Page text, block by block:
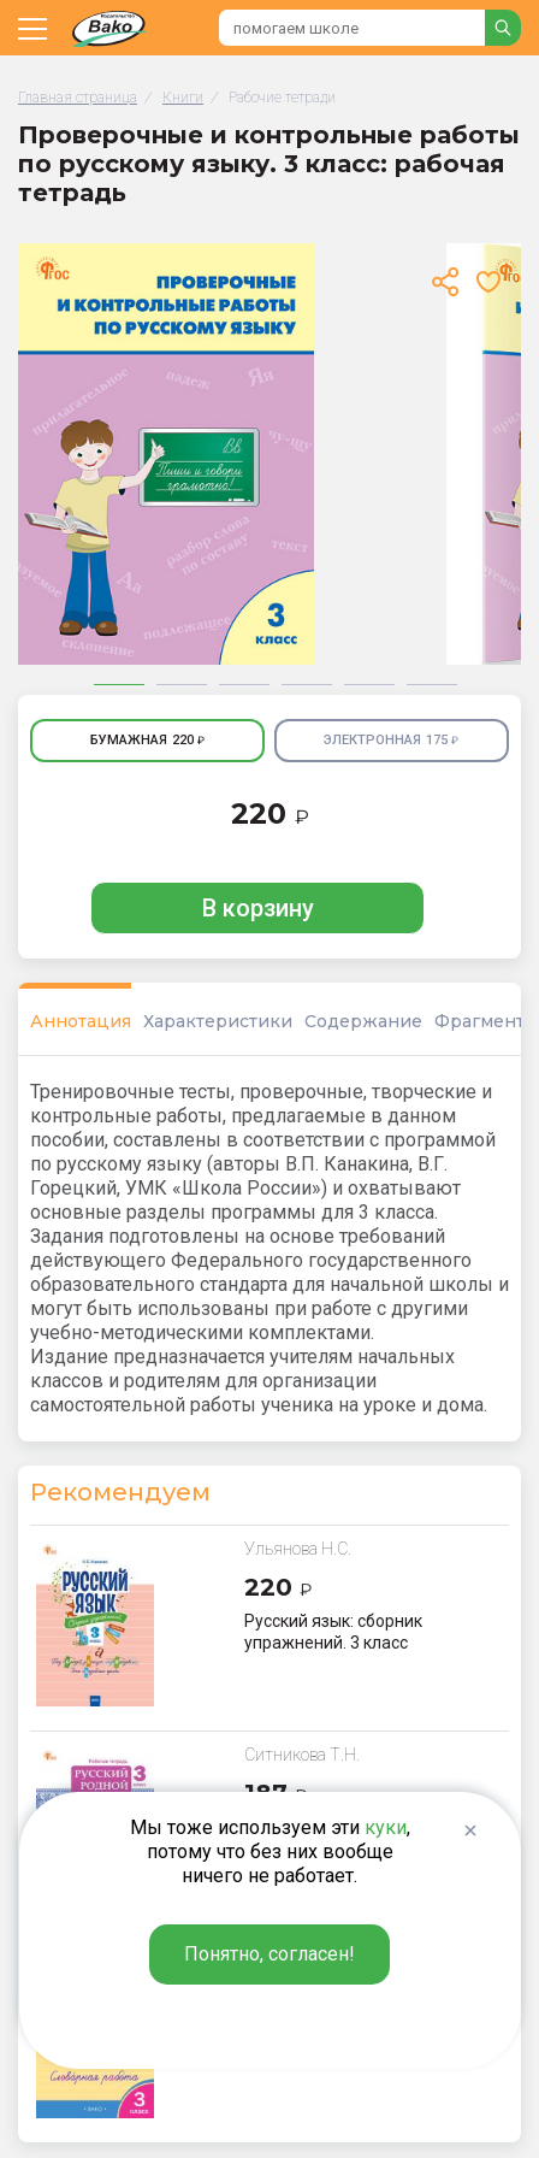
Главная страница / Книги / Рабочие тетради
Проверочные и контрольные работы
по русскому языку. 3 класс: рабочая
тетрадь
БУМАЖНАЯ 220 ₽ ЭЛЕКТРОННАЯ 175₽
220 ₽
В корзину
Аннотация Характеристики Содержание Фрагмент
Тренировочные тесты, проверочные, творческие и
контрольные работы, предлагаемые в данном
пособии, составлены в соответствии с программой
по русскому языку (авторы В.П. Канакина, В.Г.
Горецкий, УМК «Школа России») и охватывают
основные разделы программы для 3 класса.
Задания подготовлены на основе требований
действующего Федерального государственного
образовательного стандарта для начальной школы и
могут быть использованы при работе с другими
учебно-методическими комплектами.
Издание предназначается учителям начальных
классов и родителям для организации
самостоятельной работы ученика на уроке и дома.
Рекомендуем
Ульянова Н.С.
220 ₽
Русский язык: сборник
упражнений. 3 класс
Ситникова Т.Н.
187₽
Русский родной язык. 3 класс:
рабочая тетрадь
Жиренко О.Е., Мурзина М.С.,
Шестопалова Е.А.
Мы тоже используем эти куки,
потому что без них вообще
ничего не работает.
Понятно, согласен!